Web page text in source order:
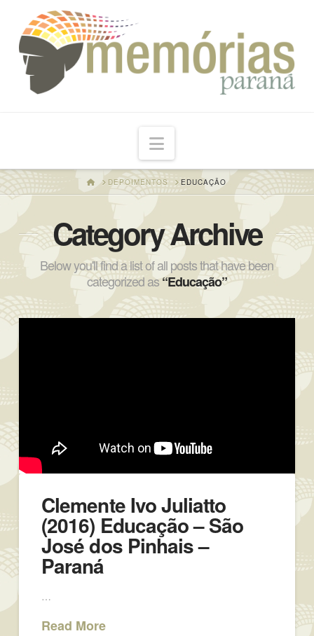
Navigation
HOMEDEPOIMENTOS EDUCAÇÃO
Category Archive
Below you'll find a list of all posts that have been
categorized as“Educação”
Clemente Ivo Juliatto
(2016) Educação – São
José dos Pinhais –
Paraná
…
Read More